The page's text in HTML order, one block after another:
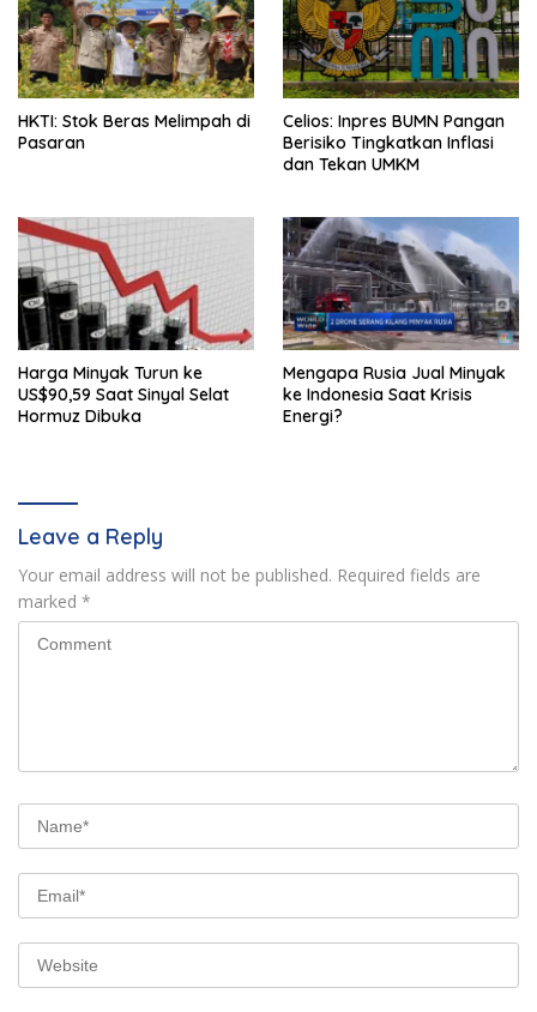
HKTI: Stok Beras Melimpah di
Pasaran
Celios: Inpres BUMN Pangan
Berisiko Tingkatkan Inflasi
dan Tekan UMKM
Harga Minyak Turun ke
US$90,59 Saat Sinyal Selat
Hormuz Dibuka
Mengapa Rusia Jual Minyak
ke Indonesia Saat Krisis
Energi?
Leave a Reply
Your email address will not be published. Required fields are
marked *